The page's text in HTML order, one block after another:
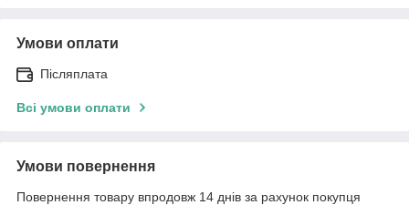
Умови оплати
Післяплата
Всі умови оплати
Умови повернення
Повернення товару впродовж 14 днів за рахунок покупця